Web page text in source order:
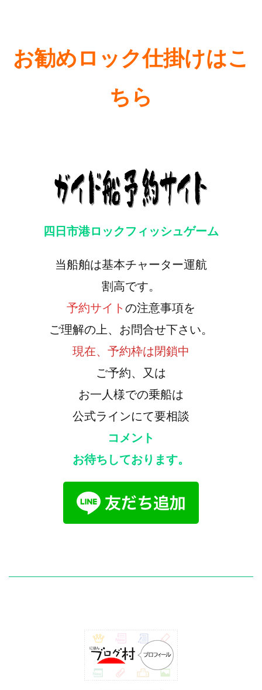
お勧めロック仕掛けはこ
ちら
四日市港ロックフィッシュゲーム
当船舶は基本チャーター運航
割高です。
予約サイト の注意事項を
ご理解の上、お問合せ下さい。
現在、予約枠は閉鎖中
ご予約、又は
お一人様での乗船は
公式ラインにて要相談
コメント
お待ちしております。